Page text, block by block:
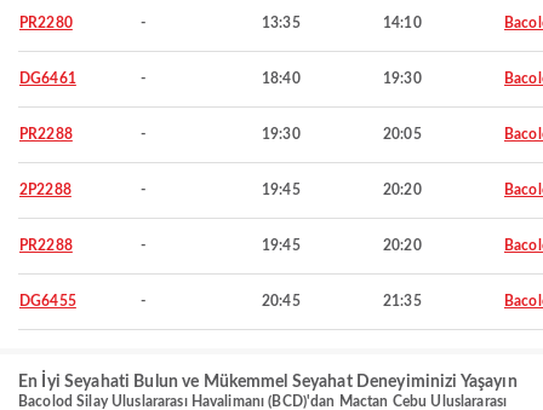
PR2280 - 13:35 14:10
DG6461 - 18:40 19:30
PR2288 - 19:30 20:05
2P2288 - 19:45 20:20
PR2288 - 19:45 20:20
DG6455 - 20:45 21:35
En İyi Seyahati Bulun ve Mükemmel Seyahat Deneyiminizi Yaşayın
Bacolod Silay Uluslararası Havalimanı (BCD)'dan Mactan Cebu Uluslararası